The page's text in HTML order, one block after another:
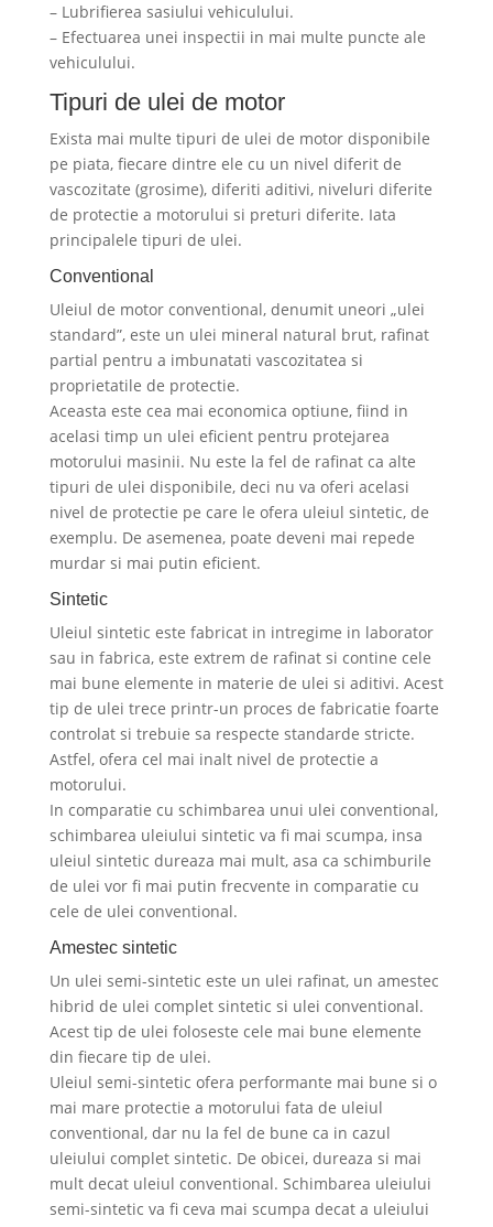
– Lubrifierea sasiului vehiculului.
– Efectuarea unei inspectii in mai multe puncte ale
vehiculului.
Tipuri de ulei de motor
Exista mai multe tipuri de ulei de motor disponibile
pe piata, fiecare dintre ele cu un nivel diferit de
vascozitate (grosime), diferiti aditivi, niveluri diferite
de protectie a motorului si preturi diferite. Iata
principalele tipuri de ulei.
Conventional
Uleiul de motor conventional, denumit uneori „ulei
standard”, este un ulei mineral natural brut, rafinat
partial pentru a imbunatati vascozitatea si
proprietatile de protectie.
Aceasta este cea mai economica optiune, fiind in
acelasi timp un ulei eficient pentru protejarea
motorului masinii. Nu este la fel de rafinat ca alte
tipuri de ulei disponibile, deci nu va oferi acelasi
nivel de protectie pe care le ofera uleiul sintetic, de
exemplu. De asemenea, poate deveni mai repede
murdar si mai putin eficient.
Sintetic
Uleiul sintetic este fabricat in intregime in laborator
sau in fabrica, este extrem de rafinat si contine cele
mai bune elemente in materie de ulei si aditivi. Acest
tip de ulei trece printr-un proces de fabricatie foarte
controlat si trebuie sa respecte standarde stricte.
Astfel, ofera cel mai inalt nivel de protectie a
motorului.
In comparatie cu schimbarea unui ulei conventional,
schimbarea uleiului sintetic va fi mai scumpa, insa
uleiul sintetic dureaza mai mult, asa ca schimburile
de ulei vor fi mai putin frecvente in comparatie cu
cele de ulei conventional.
Amestec sintetic
Un ulei semi-sintetic este un ulei rafinat, un amestec
hibrid de ulei complet sintetic si ulei conventional.
Acest tip de ulei foloseste cele mai bune elemente
din fiecare tip de ulei.
Uleiul semi-sintetic ofera performante mai bune si o
mai mare protectie a motorului fata de uleiul
conventional, dar nu la fel de bune ca in cazul
uleiului complet sintetic. De obicei, dureaza si mai
mult decat uleiul conventional. Schimbarea uleiului
semi-sintetic va fi ceva mai scumpa decat a uleiului